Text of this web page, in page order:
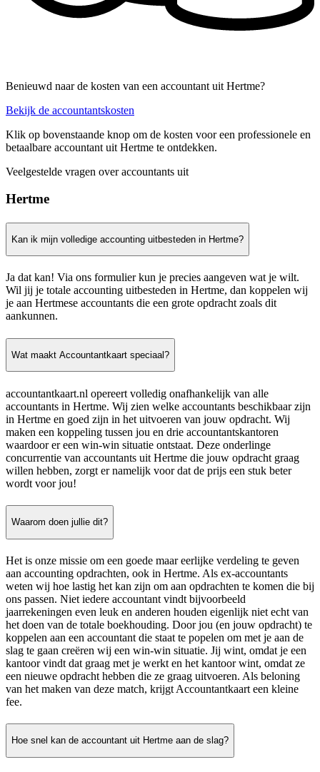
Benieuwd naar de kosten van een accountant uit Hertme?
Bekijk de accountantskosten
Klik op bovenstaande knop om de kosten voor een professionele en
betaalbare accountant uit Hertme te ontdekken.
Veelgestelde vragen over accountants uit
Hertme
Kan ik mijn volledige accounting uitbesteden in Hertme?
Ja dat kan! Via ons formulier kun je precies aangeven wat je wilt.
Wil jij je totale accounting uitbesteden in Hertme, dan koppelen wij
je aan Hertmese accountants die een grote opdracht zoals dit
aankunnen.
Wat maakt Accountantkaart speciaal?
accountantkaart.nl opereert volledig onafhankelijk van alle
accountants in Hertme. Wij zien welke accountants beschikbaar zijn
in Hertme en goed zijn in het uitvoeren van jouw opdracht. Wij
maken een koppeling tussen jou en drie accountantskantoren
waardoor er een win-win situatie ontstaat. Deze onderlinge
concurrentie van accountants uit Hertme die jouw opdracht graag
willen hebben, zorgt er namelijk voor dat de prijs een stuk beter
wordt voor jou!
Waarom doen jullie dit?
Het is onze missie om een goede maar eerlijke verdeling te geven
aan accounting opdrachten, ook in Hertme. Als ex-accountants
weten wij hoe lastig het kan zijn om aan opdrachten te komen die bij
ons passen. Niet iedere accountant vindt bijvoorbeeld
jaarrekeningen even leuk en anderen houden eigenlijk niet echt van
het doen van de totale boekhouding. Door jou (en jouw opdracht) te
koppelen aan een accountant die staat te popelen om met je aan de
slag te gaan creëren wij een win-win situatie. Jij wint, omdat je een
kantoor vindt dat graag met je werkt en het kantoor wint, omdat ze
een nieuwe opdracht hebben die ze graag uitvoeren. Als beloning
van het maken van deze match, krijgt Accountantkaart een kleine
fee.
Hoe snel kan de accountant uit Hertme aan de slag?